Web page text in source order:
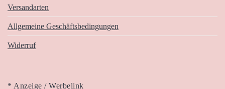
Versandarten
Allgemeine Geschäftsbedingungen
Widerruf
* Anzeige / Werbelink